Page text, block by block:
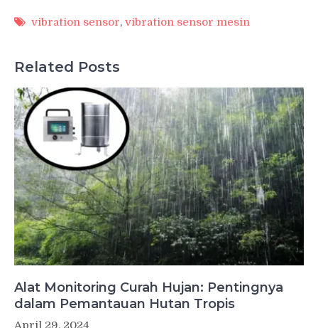
vibration sensor, vibration sensor mesin
Related Posts
Alat Monitoring Curah Hujan: Pentingnya
dalam Pemantauan Hutan Tropis
April 29, 2024